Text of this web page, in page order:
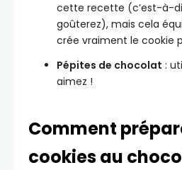
cette recette (c’est-à-
goûterez), mais cela
crée vraiment le cookie
Pépites de chocolat :
aimez !
Comment
cookies au